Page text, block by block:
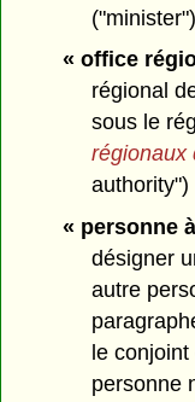
("minister")
« office
régional
sous le
régionaux
authority")
« personne
désigner
autre
le
personne